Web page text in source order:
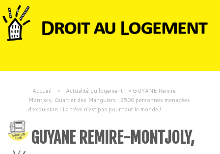
Accueil » Actualité du logement » GUYANE Remire-
Montjoly, Quartier des Manguiers : 2500 personnes menacées
d’expulsion ! La trêve n’est pas pour tout le monde !
GUYANE REMIRE-MONTJOLY,